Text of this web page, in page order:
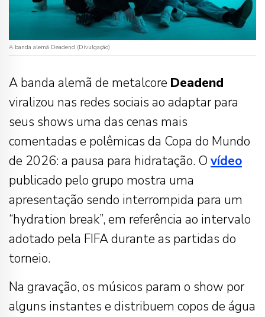
A banda alemã Deadend (Divulgação)
A banda alemã de metalcore Deadend
viralizou nas redes sociais ao adaptar para
seus shows uma das cenas mais
comentadas e polêmicas da Copa do Mundo
de 2026: a pausa para hidratação. O vídeo
publicado pelo grupo mostra uma
apresentação sendo interrompida para um
“hydration break”, em referência ao intervalo
adotado pela FIFA durante as partidas do
torneio.
Na gravação, os músicos param o show por
alguns instantes e distribuem copos de água